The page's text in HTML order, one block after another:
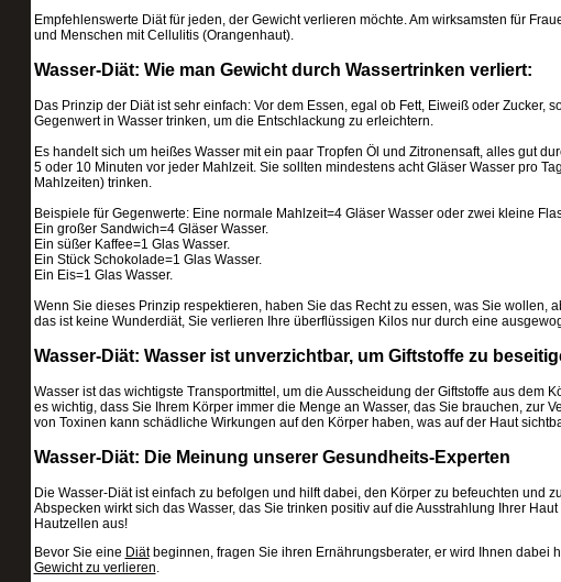
Empfehlenswerte Diät für jeden, der Gewicht verlieren möchte. Am wirksamsten für
und Menschen mit Cellulitis (Orangenhaut).
Wasser-Diät: Wie man Gewicht durch Wassertrinken verliert:
Das Prinzip der Diät ist sehr einfach: Vor dem Essen, egal ob Fett, Eiweiß oder Zucker,
Gegenwert in Wasser trinken, um die Entschlackung zu erleichtern.
Es handelt sich um heißes Wasser mit ein paar Tropfen Öl und Zitronensaft, alles gut
5 oder 10 Minuten vor jeder Mahlzeit. Sie sollten mindestens acht Gläser Wasser pro
Mahlzeiten) trinken.
Beispiele für Gegenwerte: Eine normale Mahlzeit=4 Gläser Wasser oder zwei kleine
Ein großer Sandwich=4 Gläser Wasser.
Ein süßer Kaffee=1 Glas Wasser.
Ein Stück Schokolade=1 Glas Wasser.
Ein Eis=1 Glas Wasser.
Wenn Sie dieses Prinzip respektieren, haben Sie das Recht zu essen, was Sie wollen,
das ist keine Wunderdiät, Sie verlieren Ihre überflüssigen Kilos nur durch eine
Wasser-Diät: Wasser ist unverzichtbar, um Giftstoffe zu
Wasser ist das wichtigste Transportmittel, um die Ausscheidung der Giftstoffe aus dem
es wichtig, dass Sie Ihrem Körper immer die Menge an Wasser, das Sie brauchen, zur
von Toxinen kann schädliche Wirkungen auf den Körper haben, was auf der Haut
Wasser-Diät: Die Meinung unserer Gesundheits-Experten
Die Wasser-Diät ist einfach zu befolgen und hilft dabei, den Körper zu befeuchten und
Abspecken wirkt sich das Wasser, das Sie trinken positiv auf die Ausstrahlung Ihrer
Hautzellen aus!
Bevor Sie eine Diätbeginnen, fragen Sie ihren Ernährungsberater, er wird Ihnen dabei
Gewicht zu verlieren.